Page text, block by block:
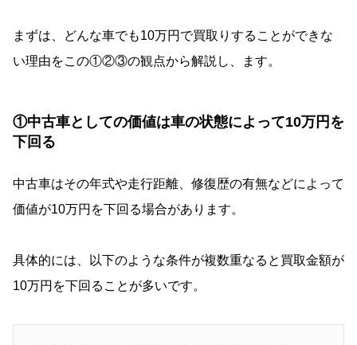
まずは、どんな車でも10万円で買取りすることができな
い理由をこの①②③の観点から解説し、ます。
①中古車としての価値は車の状態によって10万円を
下回る
中古車はその年式や走行距離、修復歴の有無などによって
価値が10万円を下回る場合があります。
具体的には、以下のような条件が複数重なると買取金額が
10万円を下回ることが多いです。